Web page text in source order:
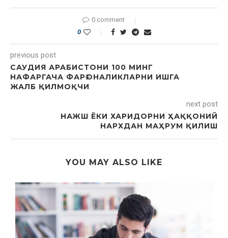
0 comment
0
previous post
САУДИЯ АРАБИСТОНИ 100 МИНГ
НАФАРГАЧА ФАРҒОНАЛИКЛАРНИ ИШГА
ЖАЛБ ҚИЛМОҚЧИ
next post
НАЖШ ЁКИ ХАРИДОРНИ ҲАҚҚОНИЙ
НАРХДАН МАҲРУМ ҚИЛИШ
YOU MAY ALSO LIKE